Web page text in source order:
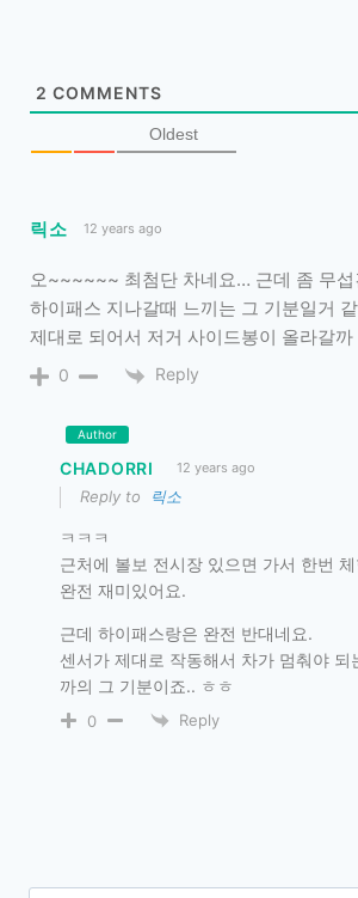
2 COMMENTS
Oldest
릭소 12 years ago
오~~~~~~ 최첨단 차네요… 근데 좀 무섭
하이패스 지나갈때 느끼는 그 기분일거
제대로 되어서 저거 사이드봉이 올라갈
0 Reply
Author
CHADORRI 12 years ago
Reply to 릭소
ㅋㅋㅋ
근처에 볼보 전시장 있으면 가서 한번
완전 재미있어요.
근데 하이패스랑은 완전 반대네요.
센서가 제대로 작동해서 차가 멈춰야 되
까의 그 기분이죠.. ㅎㅎ
0 Reply